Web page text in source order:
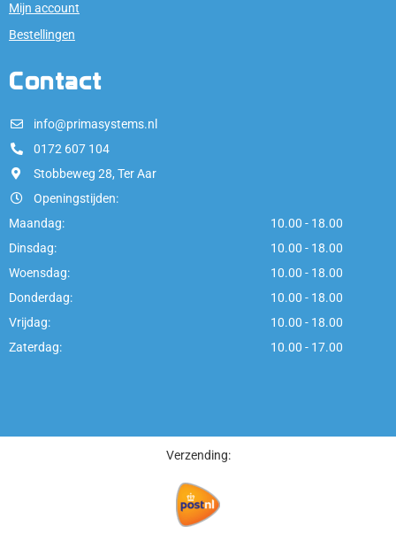
Mijn account
Bestellingen
Contact
info@primasystems.nl
0172 607 104
Stobbeweg 28, Ter Aar
Openingstijden:
Maandag:
10.00 - 18.00
Dinsdag:
10.00 - 18.00
Woensdag:
10.00 - 18.00
Donderdag:
10.00 - 18.00
Vrijdag:
10.00 - 18.00
Zaterdag:
10.00 - 17.00
Verzending: